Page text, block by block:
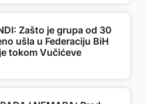
Zašto je grupa od 30
ušla u Federaciju BiH
tokom Vučićeve